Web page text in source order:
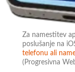
Za namestitev
poslušanje na
telefonu ali
(Progresivna